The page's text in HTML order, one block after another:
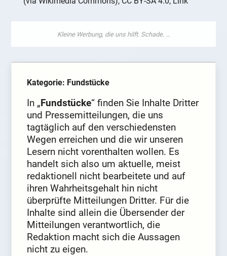
Kategorie: Fundstücke
In „Fundstücke“ finden Sie Inhalte Dritter
und Pressemitteilungen, die uns
tagtäglich auf den verschiedensten
Wegen erreichen und die wir unseren
Lesern nicht vorenthalten wollen. Es
handelt sich also um aktuelle, meist
redaktionell nicht bearbeitete und auf
ihren Wahrheitsgehalt hin nicht
überprüfte Mitteilungen Dritter. Für die
Inhalte sind allein die Übersender der
Mitteilungen verantwortlich, die
Redaktion macht sich die Aussagen
nicht zu eigen.